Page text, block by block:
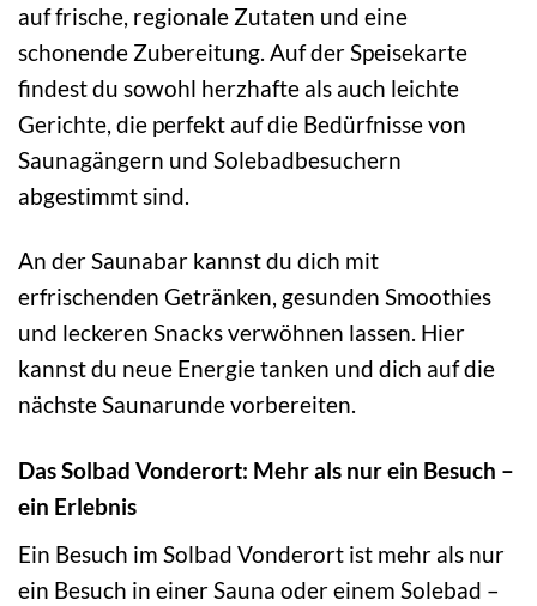
auf frische, regionale Zutaten und eine
schonende Zubereitung. Auf der Speisekarte
findest du sowohl herzhafte als auch leichte
Gerichte, die perfekt auf die Bedürfnisse von
Saunagängern und Solebadbesuchern
abgestimmt sind.
An der Saunabar kannst du dich mit
erfrischenden Getränken, gesunden Smoothies
und leckeren Snacks verwöhnen lassen. Hier
kannst du neue Energie tanken und dich auf die
nächste Saunarunde vorbereiten.
Das Solbad Vonderort: Mehr als nur ein Besuch –
ein Erlebnis
Ein Besuch im Solbad Vonderort ist mehr als nur
ein Besuch in einer Sauna oder einem Solebad –